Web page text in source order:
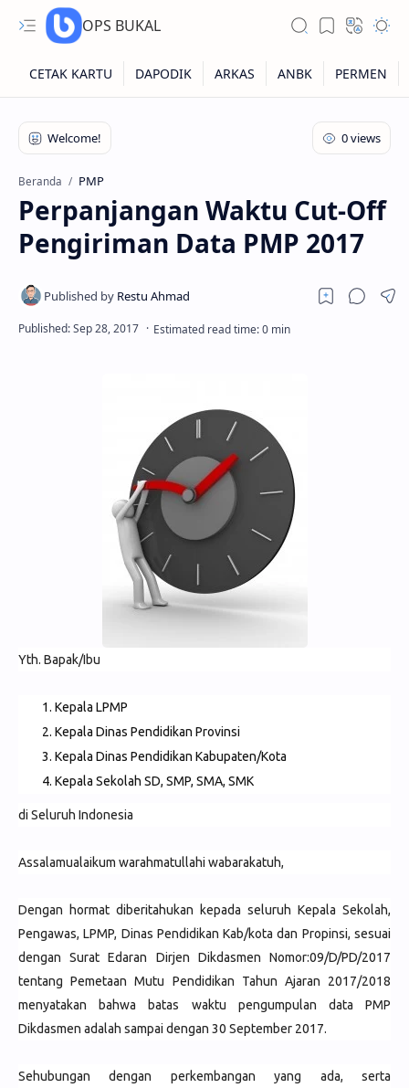
OPS BUKAL
Kartu NUPTK
Kartu NRG
Kartu NISN
Kartu NISN Foto
Kartu NISN Massal
Beranda PMP
Perpanjangan Waktu Cut-Off
Pengiriman Data PMP 2017
Yth. Bapak/Ibu
Kepala LPMP
Kepala Dinas Pendidikan Provinsi
Kepala Dinas Pendidikan Kabupaten/Kota
Kepala Sekolah SD, SMP, SMA, SMK
di Seluruh Indonesia
Assalamualaikum warahmatullahi wabarakatuh,
Dengan hormat diberitahukan kepada seluruh Kepala Sekolah,
Pengawas, LPMP, Dinas Pendidikan Kab/kota dan Propinsi, sesuai
dengan Surat Edaran Dirjen Dikdasmen Nomor:09/D/PD/2017
tentang Pemetaan Mutu Pendidikan Tahun Ajaran 2017/2018
menyatakan bahwa batas waktu pengumpulan data PMP
Dikdasmen adalah sampai dengan 30 September 2017.
Sehubungan dengan perkembangan yang ada, serta